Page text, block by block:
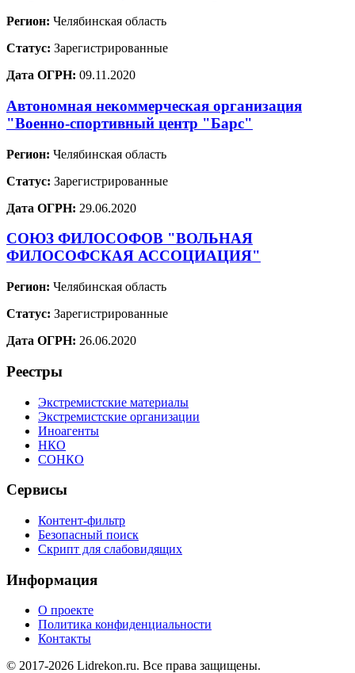
Регион: Челябинская область
Статус: Зарегистрированные
Дата ОГРН: 09.11.2020
Автономная некоммерческая организация
"Военно-спортивный центр "Барс"
Регион: Челябинская область
Статус: Зарегистрированные
Дата ОГРН: 29.06.2020
СОЮЗ ФИЛОСОФОВ "ВОЛЬНАЯ
ФИЛОСОФСКАЯ АССОЦИАЦИЯ"
Регион: Челябинская область
Статус: Зарегистрированные
Дата ОГРН: 26.06.2020
Реестры
Экстремистские материалы
Экстремистские организации
Иноагенты
НКО
СОНКО
Сервисы
Контент-фильтр
Безопасный поиск
Скрипт для слабовидящих
Информация
О проекте
Политика конфиденциальности
Контакты
© 2017-2026 Lidrekon.ru. Все права защищены.